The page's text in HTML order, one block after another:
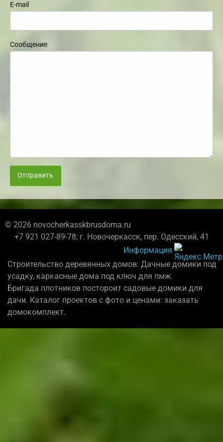
E-mail
Сообщение
Отправить
© 2026 novocherkasskbrusdoma.ru
+7 921 027-89-78; г. Новочеркасск, пер. Одесский, 41
Информация
Строительство деревянных домов: Дачные домики под
усадку, каркасные дома под ключ для пмж.
Бригада плотников постороит садовые домики для
дачи. Каталог проектов с фото и ценами: заказать
домокомплект.